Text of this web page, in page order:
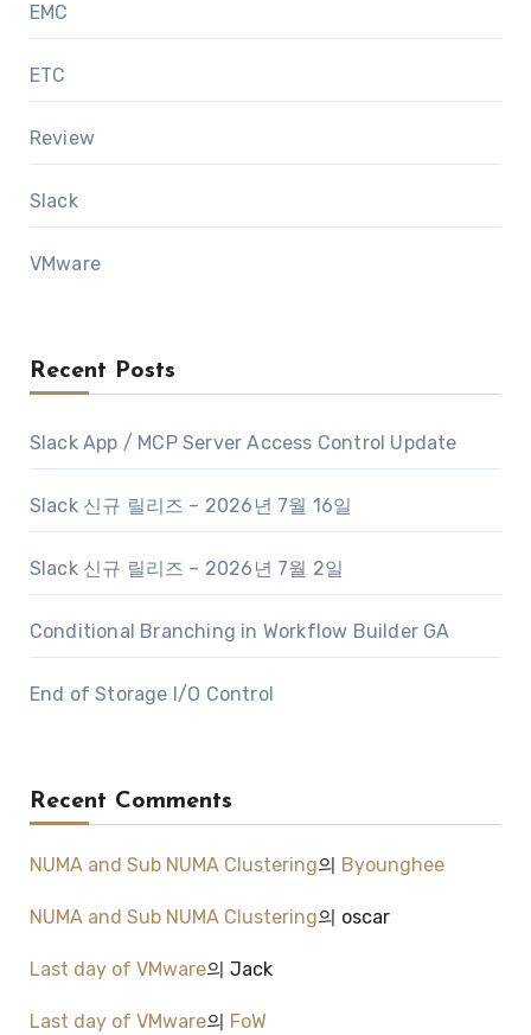
EMC
ETC
Review
Slack
VMware
Recent Posts
Slack App / MCP Server Access Control Update
Slack 신규 릴리즈 – 2026년 7월 16일
Slack 신규 릴리즈 – 2026년 7월 2일
Conditional Branching in Workflow Builder GA
End of Storage I/O Control
Recent Comments
NUMA and Sub NUMA Clustering의 Byounghee
NUMA and Sub NUMA Clustering의 oscar
Last day of VMware의 Jack
Last day of VMware의 FoW